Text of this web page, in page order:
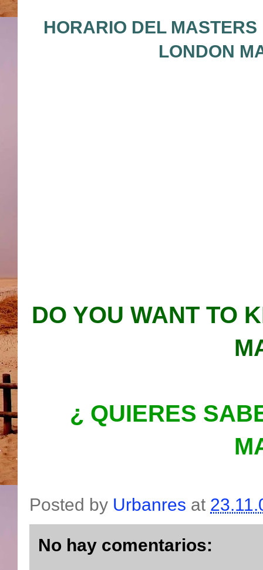
HORARIO DEL
LONDON
DO YOU WANT TO
¿ QUIERES
Posted by Urbanres at
No hay comentarios: